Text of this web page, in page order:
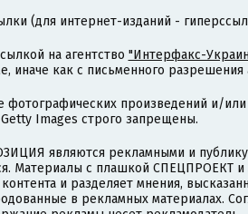
(для интернет-изданий -
на агентство "Интерфакс-
как с письменного разрешения
произведений и/
Images строго запрещены.
являются рекламными и
Материалы с плашкой СПЕЦПРОЕКТ
и разделяет мнения,
в рекламных материалах.